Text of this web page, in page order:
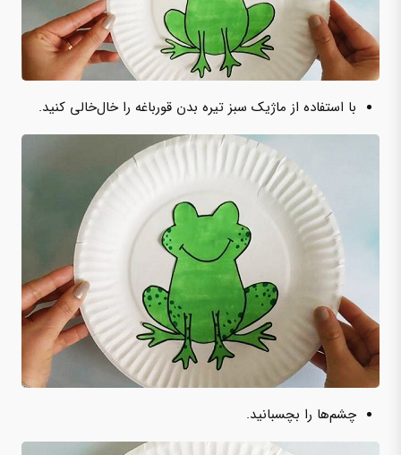
با استفاده از ماژیک سبز تیره بدن قورباغه را خال‌خالی کنید.
چشم‌ها را بچسبانید.